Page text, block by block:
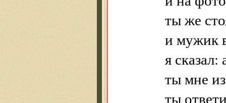
ты же
и мужик
я
ты мне
ты